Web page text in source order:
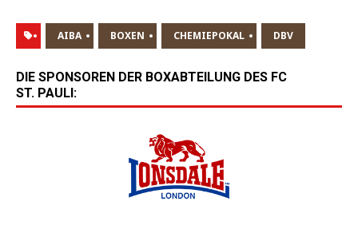
AIBA BOXEN CHEMIEPOKAL DBV
DIE SPONSOREN DER BOXABTEILUNG DES FC
ST. PAULI: